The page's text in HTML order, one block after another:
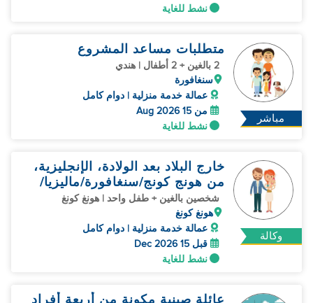
نشط للغاية
مباشر
متطلبات مساعد المشروع
2 بالغين + 2 أطفال | هندي
سنغافورة
عمالة خدمة منزلية | دوام كامل
من 15 Aug 2026
نشط للغاية
وكالة
خارج البلاد بعد الولادة، الإنجليزية،
من هونج كونج/سنغافورة/ماليزيا/
تايوان، الاعتناء بالمولود الجديد
شخصين بالغين + طفل واحد | هونغ كونغ
هونغ كونغ
عمالة خدمة منزلية | دوام كامل
قبل 15 Dec 2026
نشط للغاية
عائلة صينية مكونة من أربعة أفراد